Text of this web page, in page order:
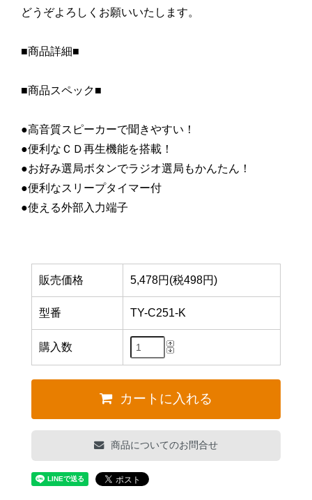
どうぞよろしくお願いいたします。
■商品詳細■
■商品スペック■
●高音質スピーカーで聞きやすい！
●便利なＣＤ再生機能を搭載！
●お好み選局ボタンでラジオ選局もかんたん！
●便利なスリープタイマー付
●使える外部入力端子
販売価格 5,478円(税498円)
型番 TY-C251-K
購入数
カートに入れる
商品についてのお問合せ